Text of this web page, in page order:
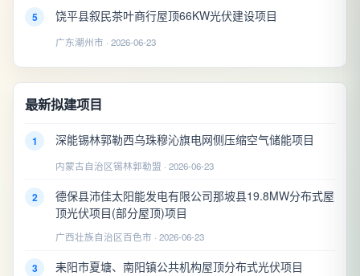
5 饶平县叙民茶叶商行屋顶66KW光伏建设项目
广东潮州市 · 2026-06-23
最新拟建项目
1 深能锡林郭勒西乌珠穆沁旗电网侧压缩空气储能项目
内蒙古自治区锡林郭勒盟 · 2026-06-23
2
德保县沛佳太阳能发电有限公司那坡县19.8MW分布式屋
顶光伏项目(部分屋顶)项目
广西壮族自治区百色市 · 2026-06-23
3 耒阳市夏塘、南阳镇公共机构屋顶分布式光伏项目